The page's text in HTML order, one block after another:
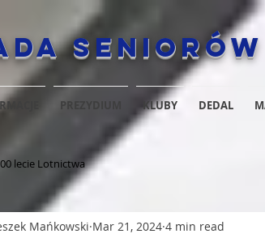
PREZYDIUM KLUBY DEDAL
lecie Lotnictwa
Mańkowski Mar 21, 2024 4 min read